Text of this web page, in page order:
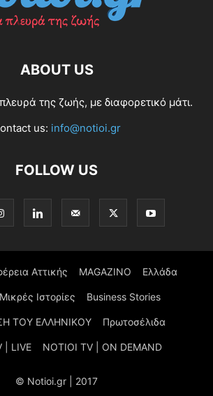
ABOUT US
της ζωής, με διαφορετικό μάτι.
us: info@notioi.gr
FOLLOW US
Αττικής MAGAZINO Ελλάδα
Μικρές Ιστορίες Business Stories
ΤΟΥ ΕΛΛΗΝΙΚΟΥ Πρωτοσέλιδα
| LIVE NOTIOI TV | ON DEMAND
© Notioi.gr | 2017